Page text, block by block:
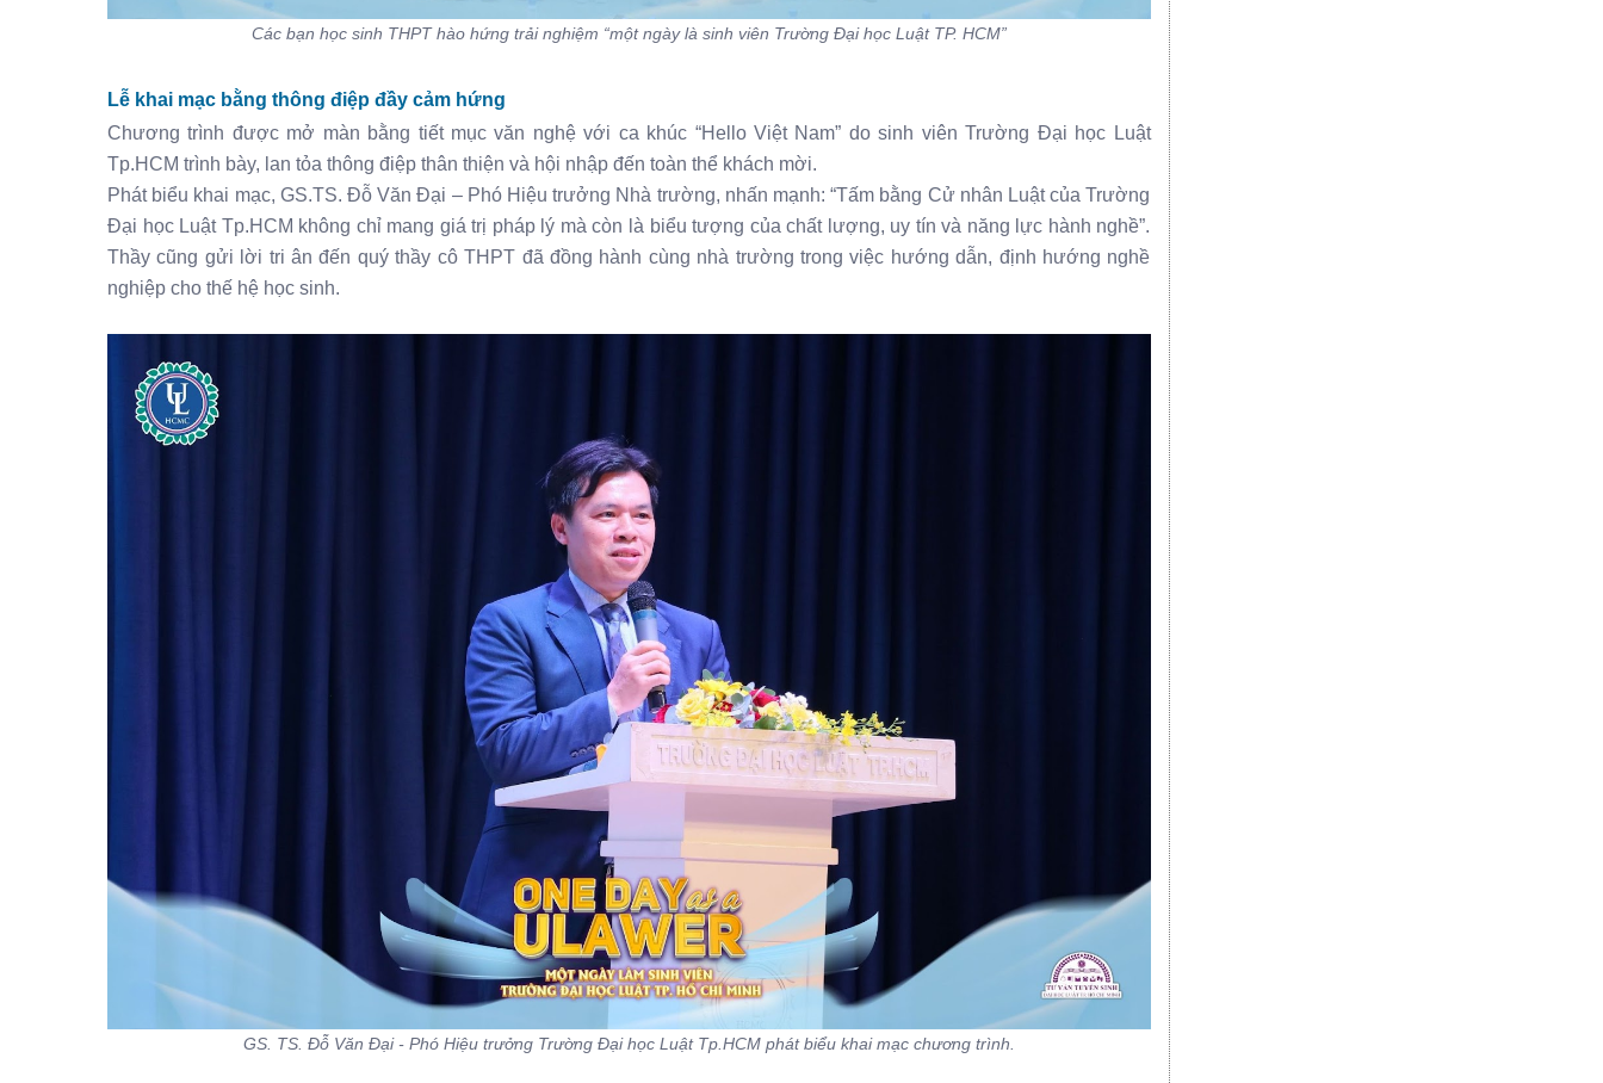
Các bạn học sinh THPT hào hứng trải nghiệm “một ngày là sinh viên Trường Đại học Luật TP. HCM”
Lễ khai mạc bằng thông điệp đầy cảm hứng
Chương trình được mở màn bằng tiết mục văn nghệ với ca khúc “Hello Việt Nam” do sinh viên Trường Đại học Luật
Tp.HCM trình bày, lan tỏa thông điệp thân thiện và hội nhập đến toàn thể khách mời.
Phát biểu khai mạc, GS.TS. Đỗ Văn Đại – Phó Hiệu trưởng Nhà trường, nhấn mạnh: “Tấm bằng Cử nhân Luật của Trường
Đại học Luật Tp.HCM không chỉ mang giá trị pháp lý mà còn là biểu tượng của chất lượng, uy tín và năng lực hành nghề”.
Thầy cũng gửi lời tri ân đến quý thầy cô THPT đã đồng hành cùng nhà trường trong việc hướng dẫn, định hướng nghề
nghiệp cho thế hệ học sinh.
GS. TS. Đỗ Văn Đại - Phó Hiệu trưởng Trường Đại học Luật Tp.HCM phát biểu khai mạc chương trình.